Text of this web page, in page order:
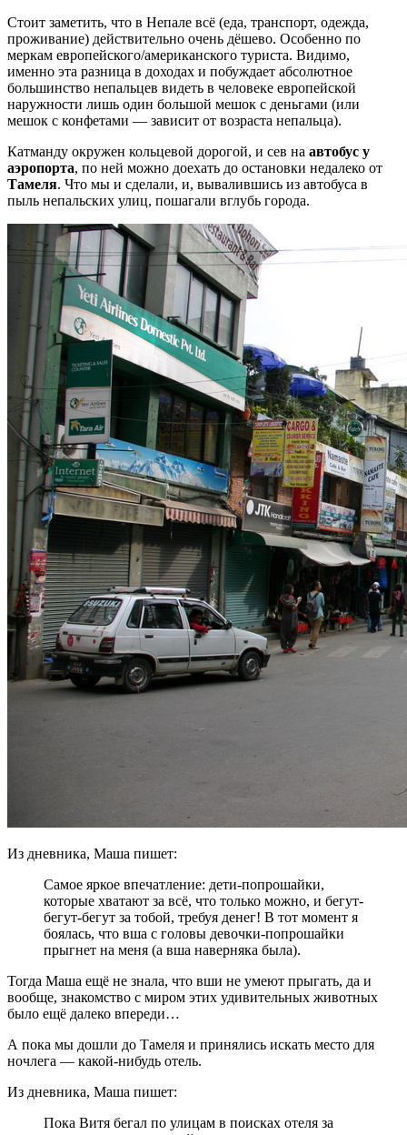
Стоит заметить, что в Непале всё (еда, транспорт, одежда,
проживание) действительно очень дёшево. Особенно по
меркам европейского/американского туриста. Видимо,
именно эта разница в доходах и побуждает абсолютное
большинство непальцев видеть в человеке европейской
наружности лишь один большой мешок с деньгами (или
мешок с конфетами — зависит от возраста непальца).
Катманду окружен кольцевой дорогой, и сев на автобус у
аэропорта, по ней можно доехать до остановки недалеко от
Тамеля. Что мы и сделали, и, вывалившись из автобуса в
пыль непальских улиц, пошагали вглубь города.
Из дневника, Маша пишет:
Самое яркое впечатление: дети-попрошайки,
которые хватают за всё, что только можно, и бегут-
бегут-бегут за тобой, требуя денег! В тот момент я
боялась, что вша с головы девочки-попрошайки
прыгнет на меня (а вша наверняка была).
Тогда Маша ещё не знала, что вши не умеют прыгать, да и
вообще, знакомство с миром этих удивительных животных
было ещё далеко впереди…
А пока мы дошли до Тамеля и принялись искать место для
ночлега — какой-нибудь отель.
Из дневника, Маша пишет:
Пока Витя бегал по улицам в поисках отеля за